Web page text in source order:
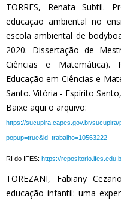
TORRES, Renata Subtil.
educação ambiental no
escola ambiental de
2020. Dissertação de
Ciências e Matemática).
Educação em Ciências e
Santo. Vitória - Espírito
Baixe aqui o arquivo:
https://sucupira.capes.gov.br/
popup=true&id_trabalho=10563222
RI do IFES: https://
TOREZANI, Fabiany
educação infantil: uma